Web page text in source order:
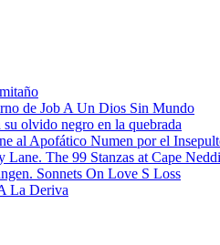
de Job A Un Dios Sin Mundo
olvido negro en la quebrada
al Apofático Numen por el
Lane. The 99 Stanzas at Cape
Sonnets On Love S Loss
La Deriva